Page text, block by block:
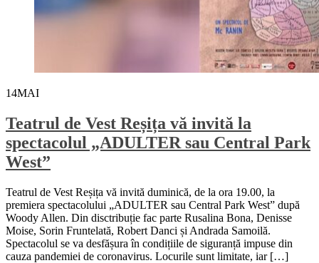
14MAI
Teatrul de Vest Reșița vă invită la
spectacolul „ADULTER sau Central Park
West”
Teatrul de Vest Reșița vă invită duminică, de la ora 19.00, la
premiera spectacolului „ADULTER sau Central Park West” după
Woody Allen. Din disctribuție fac parte Rusalina Bona, Denisse
Moise, Sorin Fruntelată, Robert Danci și Andrada Samoilă.
Spectacolul se va desfășura în condițiile de siguranță impuse din
cauza pandemiei de coronavirus. Locurile sunt limitate, iar […]